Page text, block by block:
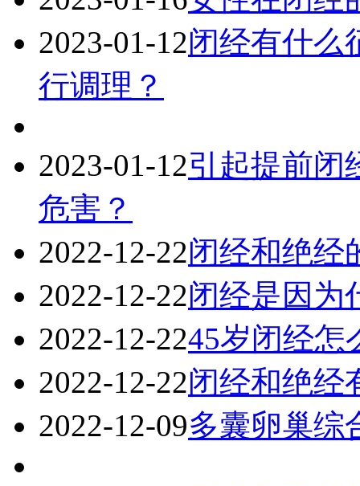
2023-01-12闭经有什么
行调理？
2023-01-12引起提前闭
危害？
2022-12-22闭经和绝经
2022-12-22闭经是因为
2022-12-2245岁闭经怎
2022-12-22闭经和绝经
2022-12-09多囊卵巢综